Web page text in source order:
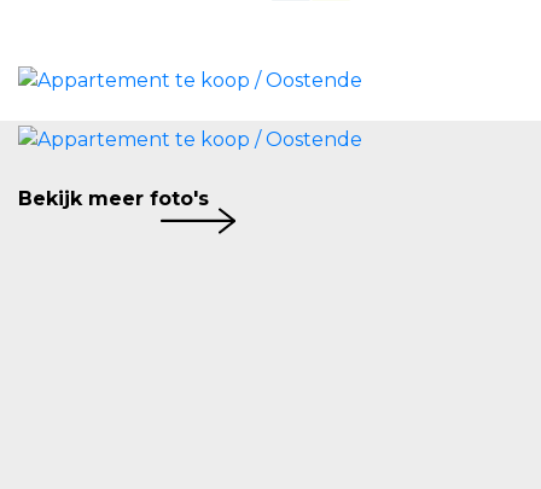
op een minuut wandelen van het strand? Dan is
plan zo snel mogelijk uw bezoek in via
Bekijk meer foto's